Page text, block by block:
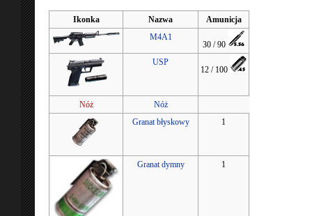
Ikonka Nazwa
Amunicja
M4A1
30 / 90
USP
12 / 100
Nóż
Nóż
Granat błyskowy
1
Granat dymny 1